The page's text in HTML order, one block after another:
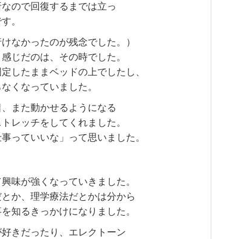
ので回復するまでは立っ
。
なかったのが残念でした。）
じだのは、その時でした。
したままベッドの上でしたし、
くなっていました。
また動かせるようになる
レッチをしてくれました。
っていいな」って思いました。
味が強くなっていきました。
か、理学療法だとかは分から
知るきっかけになりました。
きだったり、エレクトーン